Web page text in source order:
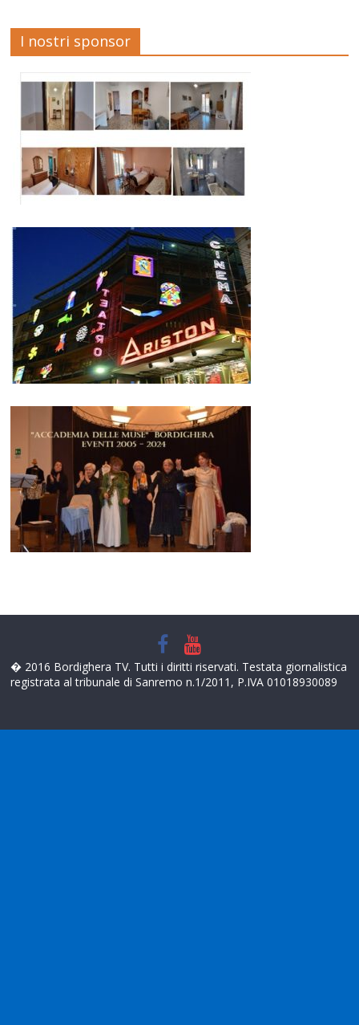
I nostri sponsor
� 2016 Bordighera TV. Tutti i diritti riservati. Testata giornalistica
registrata al tribunale di Sanremo n.1/2011, P.IVA 01018930089